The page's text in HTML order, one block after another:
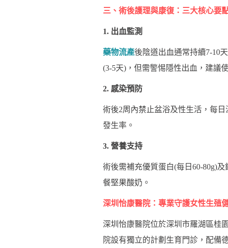
三、術後護理與康復：三大核心要
1. 出血監測
藥物流產後陰道出血通常持續7-10
(3-5天)，但需警惕隱性出血，建議
2. 感染預防
術後2周內禁止盆浴及性生活，每
發生率。
3. 營養支持
術後需補充優質蛋白(每日60-80g)
餐堅果酸奶。
深圳怡康醫院：專業守護女性生殖
深圳怡康醫院位於深圳市羅湖區桂
院設有獨立的計劃生育門診，配備